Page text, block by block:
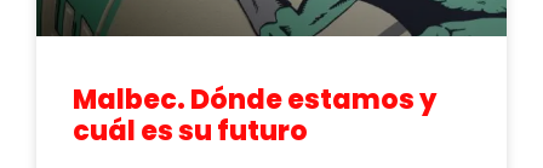
Malbec. Dónde estamos y
cuál es su futuro